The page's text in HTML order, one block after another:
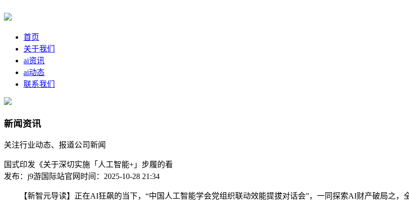
首页
关于我们
ai资讯
ai动态
联系我们
新闻资讯
关注行业动态、报道公司新闻
国式印发《关于深切实施「人工智能+」步履的看
发布：j9游国际站官网 时间：2025-10-28 21:34
【新智元导读】正在AI狂飙的当下，“中国人工智能学会党组织联动效能提拔对话会”，一同探索AI财产破局之，